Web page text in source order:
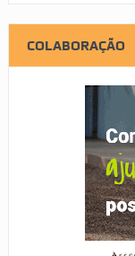
COLABORAÇÃO